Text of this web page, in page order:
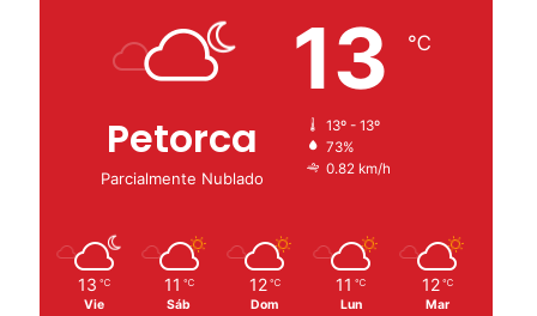
Petorca
Parcialmente Nublado
13 ℃
13º - 13º
73%
0.82 km/h
13 ℃
Vie
11 ℃
Sáb
12 ℃
Dom
11 ℃
Lun
12 ℃
Mar